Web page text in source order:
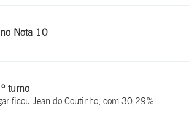
Nota 10
turno
ficou Jean do Coutinho, com 30,29%